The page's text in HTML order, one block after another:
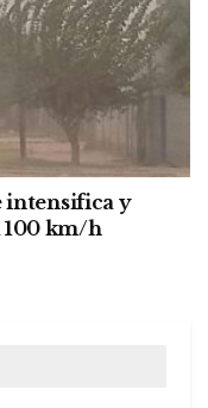
intensifica y
100 km/h